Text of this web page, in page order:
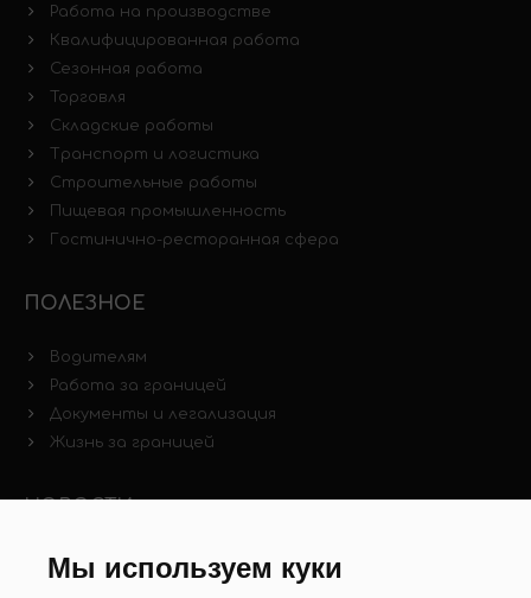
Мы используем куки
Работа на производстве
Квалифицированная работа
Сезонная работа
Торговля
Складские работы
Транспорт и логистика
Строительные работы
Пищевая промышленность
Гостинично-ресторанная сфера
ПОЛЕЗНОЕ
Водителям
Работа за границей
Документы и легализация
Жизнь за границей
НОВОСТИ
Новости рынка труда